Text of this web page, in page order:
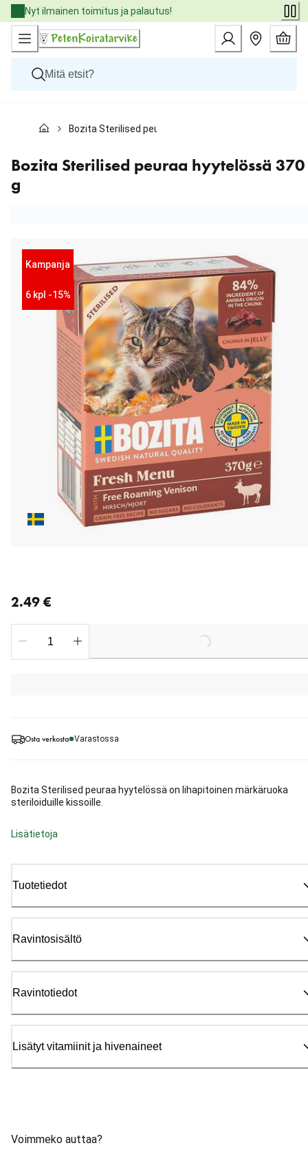
Skip
to
Content
Nyt ilmainen toimitus ja palautus!
Kissat
Eläinlääkäriruoat
Tuotemerkit
Bozita Sterilised peuraa hyytelössä 370 g
Bozita Sterilised peuraa hyytelössä 370
g
Kampanja
6 kpl -15%
Osta verkosta Varastossa
Bozita Sterilised peuraa hyytelössä on lihapitoinen märkäruoka
steriloiduille kissoille.
Lisätietoja
Tuotetiedot
Ravintosisältö
Ravintotiedot
Lisätyt vitamiinit ja hivenaineet
Voimmeko auttaa?
2.49 € Loading...